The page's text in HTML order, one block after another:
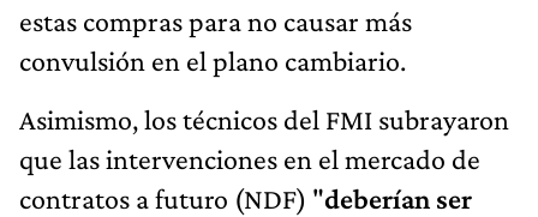
estas compras para no causar más
convulsión en el plano cambiario.
Asimismo, los técnicos del FMI subrayaron
que las intervenciones en el mercado de
contratos a futuro (NDF) "deberían ser